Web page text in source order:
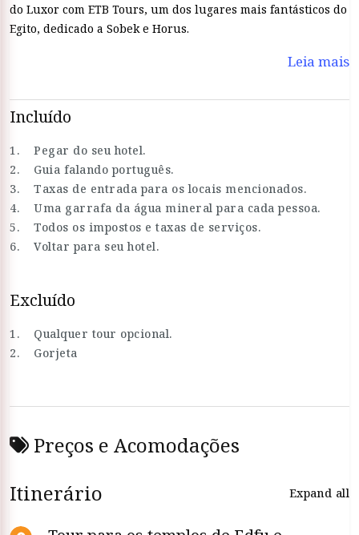
do Luxor com ETB Tours, um dos lugares mais fantásticos do
Egito, dedicado a Sobek e Horus.
Leia mais
Incluído
1. Pegar do seu hotel.
2. Guia falando português.
3. Taxas de entrada para os locais mencionados.
4. Uma garrafa da água mineral para cada pessoa.
5. Todos os impostos e taxas de serviços.
6. Voltar para seu hotel.
Excluído
1. Qualquer tour opcional.
2. Gorjeta
Preços e Acomodações
Itinerário
Expand all